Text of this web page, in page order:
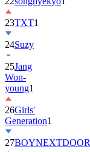
23TXT1
24Suzy
25Jang
Won-
young1
26Girls'
Generation1
27BOYNEXTDOOR